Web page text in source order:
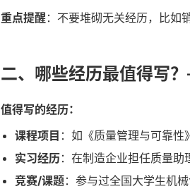
重点提醒 ：不要堆砌无关经历，比如
二、哪些经历最值得写
值得写的经历：
课程项目 ：如《质量管理与可靠性
实习经历：在制造企业担任质量助
竞赛/课题：参与过全国大学生机